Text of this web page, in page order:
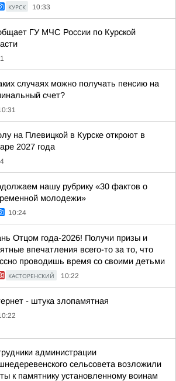
КУРСК 10:33
ГУ МЧС России по Курской
случаях можно получать пенсию на
счет?
на Плевицкой в Курске откроют в
2027 года
нашу рубрику «30 фактов о
молодежи»
10:24
Отцом года-2026! Получи призы и
впечатления всего-то за то, что
проводишь время со своими детьми
КАСТОРЕНСКИЙ 10:22
- штука злопамятная
администрации
сельсовета возложили
к памятнику установленному воинам